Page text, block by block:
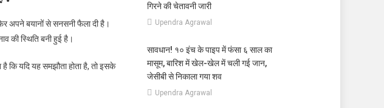
अपने बयानों से सनसनी फैला दी है।
की स्थिति बनी हुई है।
यदि यह समझौता होता है, तो इसके
गिरने की चेतावनी जारी
Upendra Agrawal
सावधान! १० इंच के पाइप में फंसा ६ साल का
मासूम, बारिश में खेल-खेल में चली गई जान,
जेसीबी से निकाला गया शव
Upendra Agrawal